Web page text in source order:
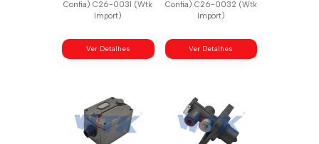
Confia) C26-0031 (Wtk
Import)
Ver Detalhes
Confia) C26-0032 (Wtk
Import)
Ver Detalhes